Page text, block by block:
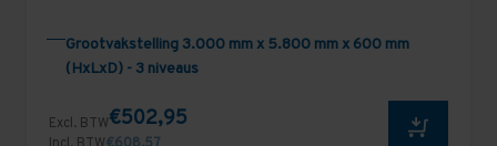
Grootvakstelling 3.000 mm x 5.800 mm x 600 mm
(HxLxD) - 3 niveaus
Excl. BTW€502,95